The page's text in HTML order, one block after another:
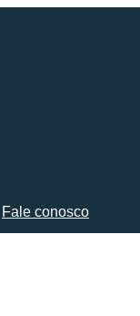
Fale conosco